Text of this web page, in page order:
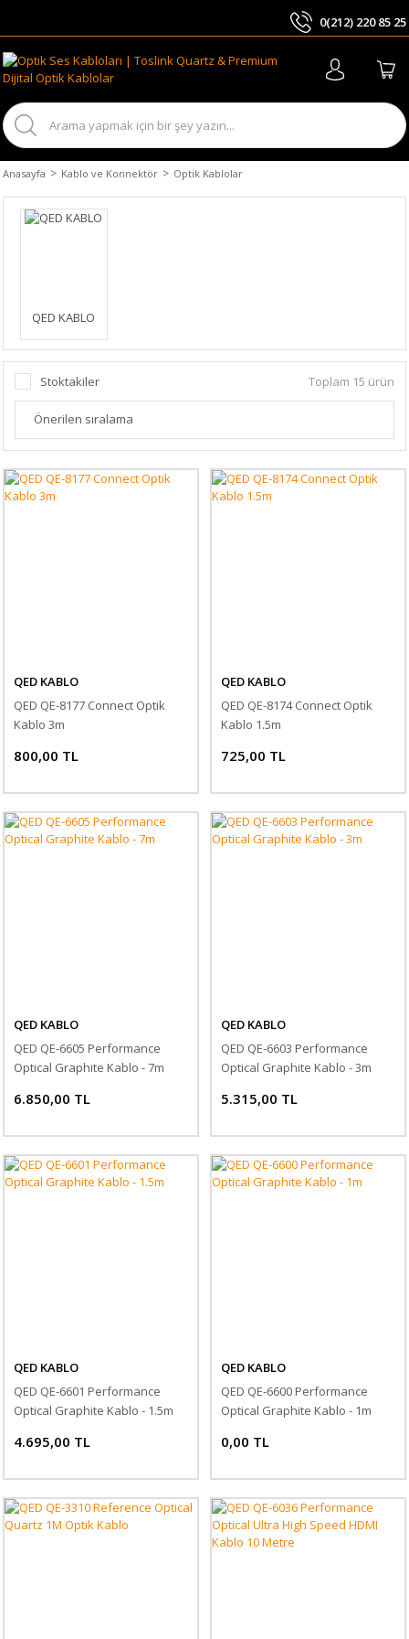
0(212) 220 85 25
Anasayfa Kablo ve Konnektör Optik Kablolar
QED KABLO
Stoktakiler Toplam 15 ürün
QED KABLO
QED QE-8177 Connect Optik
Kablo 3m
800,00 TL
QED KABLO
QED QE-8174 Connect Optik
Kablo 1.5m
725,00 TL
QED KABLO
QED QE-6605 Performance
Optical Graphite Kablo - 7m
6.850,00 TL
QED KABLO
QED QE-6603 Performance
Optical Graphite Kablo - 3m
5.315,00 TL
QED KABLO
QED QE-6601 Performance
Optical Graphite Kablo - 1.5m
4.695,00 TL
QED KABLO
QED QE-6600 Performance
Optical Graphite Kablo - 1m
0,00 TL